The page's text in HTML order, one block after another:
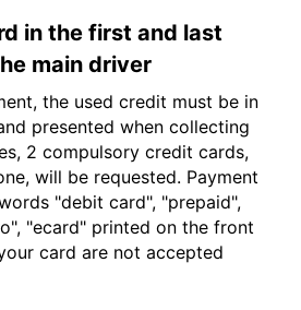
in the first and last
main driver
the used credit must be in
presented when collecting
2 compulsory credit cards,
will be requested. Payment
"debit card", "prepaid",
"ecard" printed on the front
card are not accepted